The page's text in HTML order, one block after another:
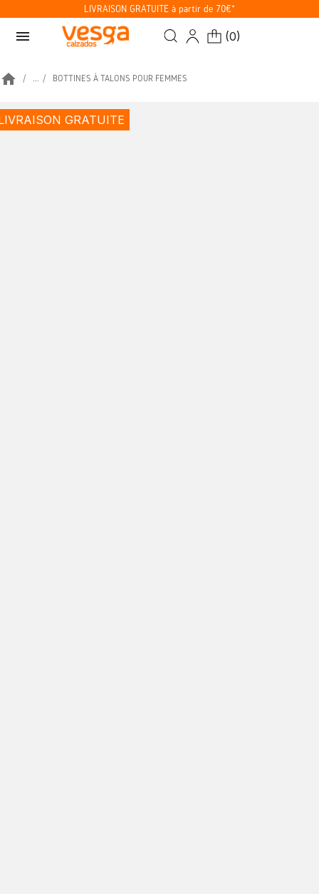
LIVRAISON GRATUITE à partir de 70€*
menu (0)
home ... BOTTINES À TALONS POUR FEMMES
GRATUITE